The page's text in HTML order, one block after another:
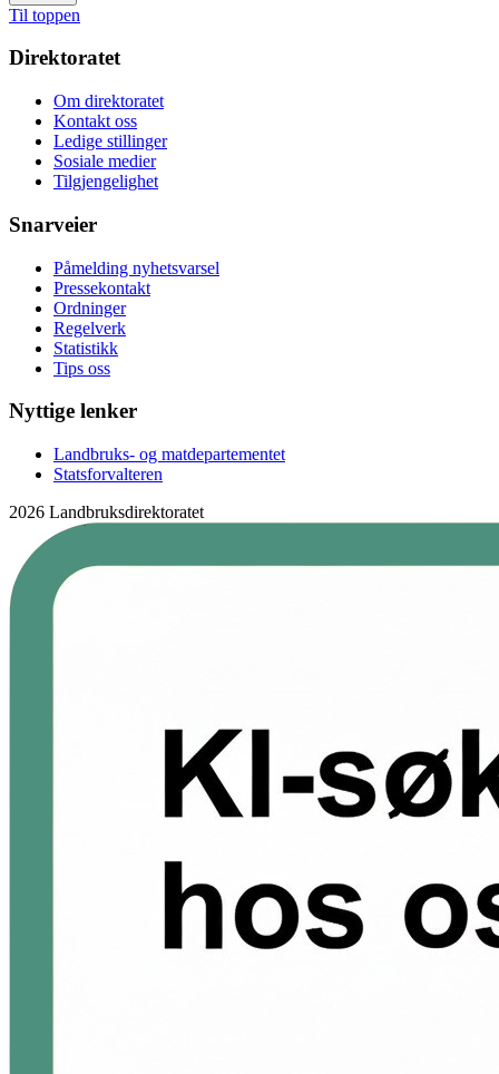
Til toppen
Direktoratet
Om direktoratet
Kontakt oss
Ledige stillinger
Sosiale medier
Tilgjengelighet
Snarveier
Påmelding nyhetsvarsel
Pressekontakt
Ordninger
Regelverk
Statistikk
Tips oss
Nyttige lenker
Landbruks- og matdepartementet
Statsforvalteren
2026 Landbruksdirektoratet